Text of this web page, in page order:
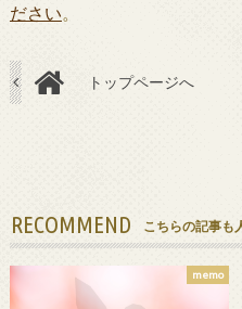
ださい。
トップページへ
RECOMMEND こちらの記事も
memo